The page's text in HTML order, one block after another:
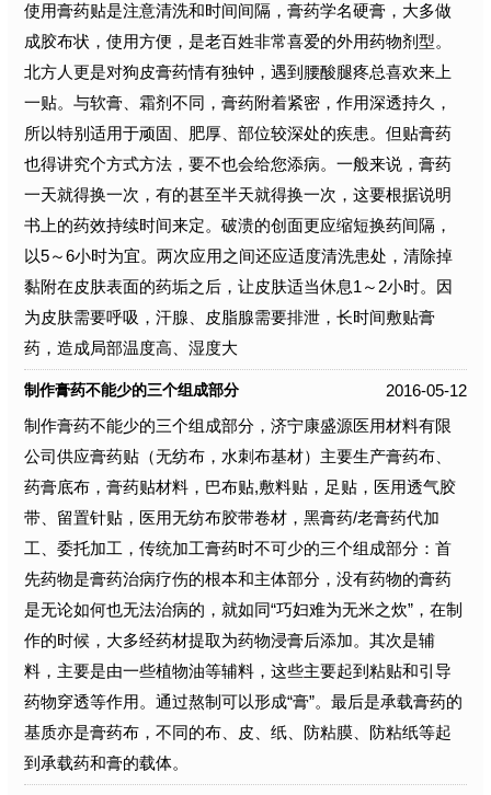
使用膏药贴是注意清洗和时间间隔，膏药学名硬膏，大多做
成胶布状，使用方便，是老百姓非常喜爱的外用药物剂型。
北方人更是对狗皮膏药情有独钟，遇到腰酸腿疼总喜欢来上
一贴。与软膏、霜剂不同，膏药附着紧密，作用深透持久，
所以特别适用于顽固、肥厚、部位较深处的疾患。但贴膏药
也得讲究个方式方法，要不也会给您添病。一般来说，膏药
一天就得换一次，有的甚至半天就得换一次，这要根据说明
书上的药效持续时间来定。破溃的创面更应缩短换药间隔，
以5～6小时为宜。两次应用之间还应适度清洗患处，清除掉
黏附在皮肤表面的药垢之后，让皮肤适当休息1～2小时。因
为皮肤需要呼吸，汗腺、皮脂腺需要排泄，长时间敷贴膏
药，造成局部温度高、湿度大
制作膏药不能少的三个组成部分
2016-05-12
制作膏药不能少的三个组成部分，济宁康盛源医用材料有限
公司供应膏药贴（无纺布，水刺布基材）主要生产膏药布、
药膏底布，膏药贴材料，巴布贴,敷料贴，足贴，医用透气胶
带、留置针贴，医用无纺布胶带卷材，黑膏药/老膏药代加
工、委托加工，传统加工膏药时不可少的三个组成部分：首
先药物是膏药治病疗伤的根本和主体部分，没有药物的膏药
是无论如何也无法治病的，就如同“巧妇难为无米之炊”，在制
作的时候，大多经药材提取为药物浸膏后添加。其次是辅
料，主要是由一些植物油等辅料，这些主要起到粘贴和引导
药物穿透等作用。通过熬制可以形成“膏”。最后是承载膏药的
基质亦是膏药布，不同的布、皮、纸、防粘膜、防粘纸等起
到承载药和膏的载体。